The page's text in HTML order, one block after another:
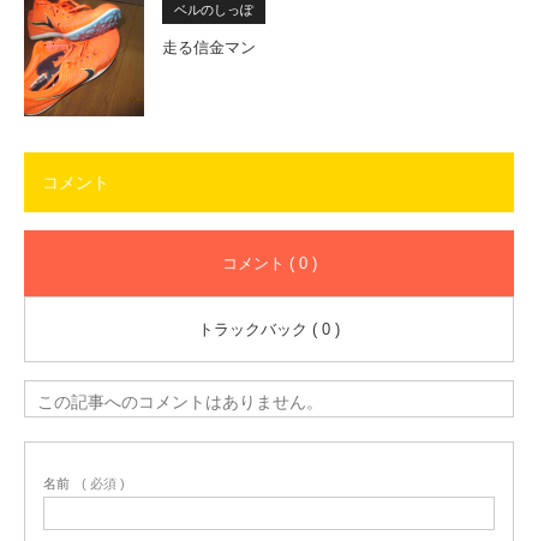
ベルのしっぽ
走る信金マン
コメント
コメント ( 0 )
トラックバック ( 0 )
この記事へのコメントはありません。
名前 ( 必須 )